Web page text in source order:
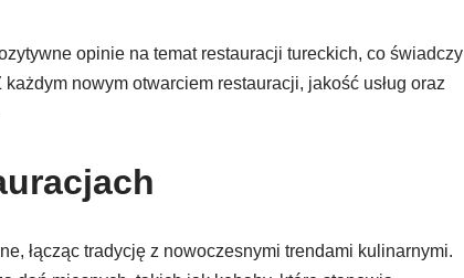
opinie na temat restauracji tureckich, co świadczy
nowym otwarciem restauracji, jakość usług oraz
łącząc tradycję z nowoczesnymi trendami kulinarnymi.